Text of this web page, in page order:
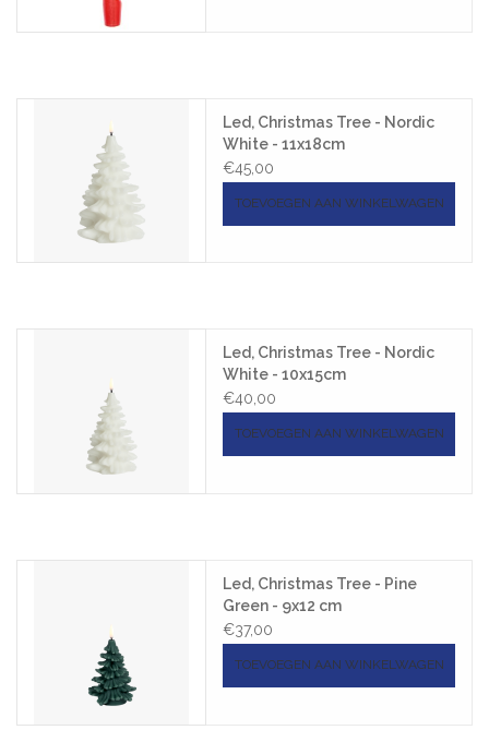
Led, Christmas Tree - Nordic
White - 11x18cm
€45,00
TOEVOEGEN AAN WINKELWAGEN
Led, Christmas Tree - Nordic
White - 10x15cm
€40,00
TOEVOEGEN AAN WINKELWAGEN
Led, Christmas Tree - Pine
Green - 9x12 cm
€37,00
TOEVOEGEN AAN WINKELWAGEN